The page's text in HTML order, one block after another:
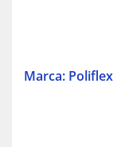
Marca: Poliflex